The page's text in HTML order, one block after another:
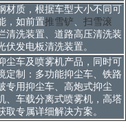
材质，根据车型大小不同可
，如前置推雪铲
扫雪滚
清洗装置、道路高压清洗装
伏发电板清洗装置。
尘车及喷雾机产品，同时可
定制：多功能抑尘车、铁路
专用抑尘车、高炮式抑尘
、车载分离式喷雾机，高塔
取专属详细解决方案。